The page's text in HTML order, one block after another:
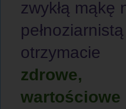
zwykłą mąkę
otrzymacie
zdrowe,
wartościowe